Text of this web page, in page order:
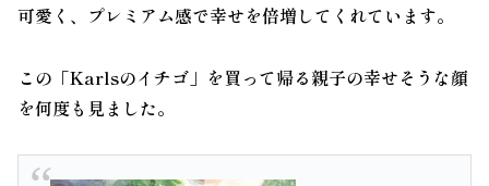
可愛く、プレミアム感で幸せを倍増してくれています。
この「Karlsのイチゴ」を買って帰る親子の幸せそうな顔
を何度も見ました。